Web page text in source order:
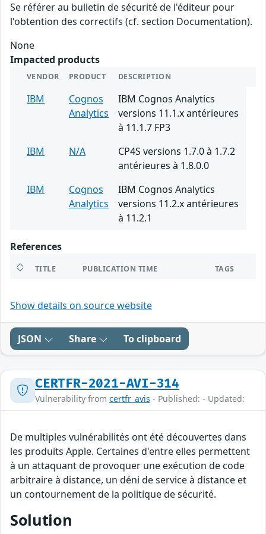
Se référer au bulletin de sécurité de l'éditeur pour
l'obtention des correctifs (cf. section Documentation).
None
Impacted products
VENDOR PRODUCT DESCRIPTION
IBM
Cognos
Analytics
IBM Cognos Analytics
versions 11.1.x antérieures
à 11.1.7 FP3
IBM
N/A
CP4S versions 1.7.0 à 1.7.2
antérieures à 1.8.0.0
IBM
Cognos
Analytics
IBM Cognos Analytics
versions 11.2.x antérieures
à 11.2.1
References
TITLE PUBLICATION TIME TAGS
Show details on source website
JSON Share To clipboard
CERTFR-2021-AVI-314
Vulnerability from certfr_avis - Published: - Updated:
De multiples vulnérabilités ont été découvertes dans
les produits Apple. Certaines d'entre elles permettent
à un attaquant de provoquer une exécution de code
arbitraire à distance, un déni de service à distance et
un contournement de la politique de sécurité.
Solution